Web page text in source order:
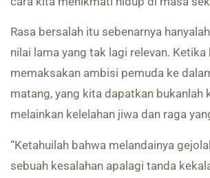
Rasa bersalah itu sebenarnya
nilai lama yang tak lagi relevan. Ketika
memaksakan ambisi pemuda ke
matang, yang kita dapatkan bukanlah
melainkan kelelahan jiwa dan raga
“Ketahuilah bahwa melandainya
sebuah kesalahan apalagi tanda